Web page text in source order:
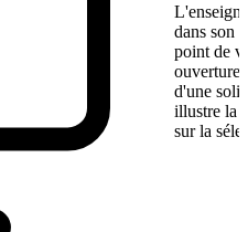
dans son
point de
ouverture,
d'une
illustre la
sur la